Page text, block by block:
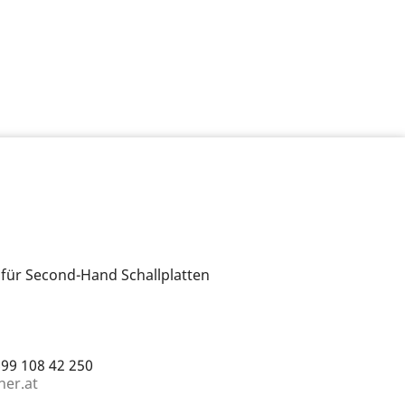
Second-Hand Schallplatten
108 42 250